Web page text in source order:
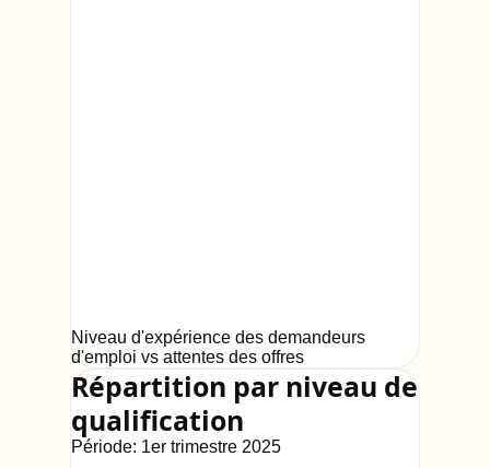
Niveau d'expérience des demandeurs
d'emploi vs attentes des offres
Répartition par niveau de
qualification
Période: 1er trimestre 2025